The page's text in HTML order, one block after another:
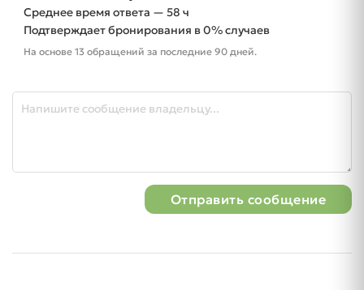
Среднее время ответа — 58 ч
Подтверждает бронирования в 0% случаев
На основе 13 обращений за последние 90 дней.
Отправить сообщение